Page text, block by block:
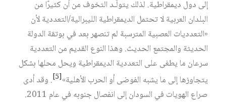
إلى دول ديمقراطية. لذلك يتولّـد التخوف من أن كثيرًا من
البلدان العربية لا تحتمل الديمقراطية الليبرالية/التعددية لأن
«التعدديات العصبية المترسبة لم تنصهر بعد في بوتقة الدولة
الحديثة والمجتمع الحديث. وهذا النوع القديم من التعددية
سرعان ما يطغى على التعددية الديمقراطية ويحل محلها بشكل
يتجاوزها إلى ما يشبه الفوضى أو الحرب الأهلية»[5]
. وقد أدى
صراع الهويات في السودان إلى انفصال جنوبه في عام 2011.